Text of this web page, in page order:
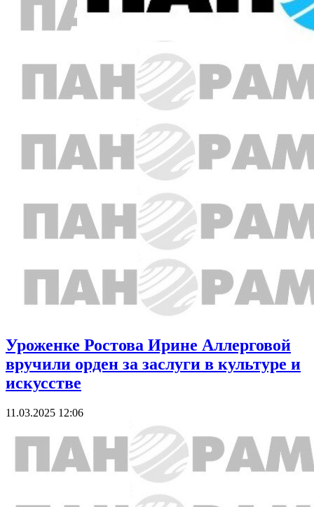
Уроженке Ростова Ирине Аллерговой
вручили орден за заслуги в культуре и
искусстве
11.03.2025 12:06